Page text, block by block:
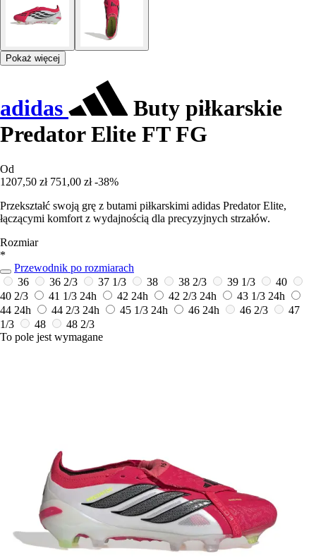
Pokaż więcej
adidas
Buty piłkarskie
Predator Elite FT FG
Od
1207,50 zł 751,00 zł -38%
Przekształć swoją grę z butami piłkarskimi adidas Predator Elite,
łączącymi komfort z wydajnością dla precyzyjnych strzałów.
Rozmiar
*
Przewodnik po rozmiarach
36
36 2/3 37 1/3 38 38 2/3 39 1/3
40
40 2/3
41 1/3 24h 42 24h 42 2/3 24h 43 1/3 24h
44 24h 44 2/3 24h 45 1/3 24h 46 24h 46 2/3
47
1/3
48
48 2/3
To pole jest wymagane